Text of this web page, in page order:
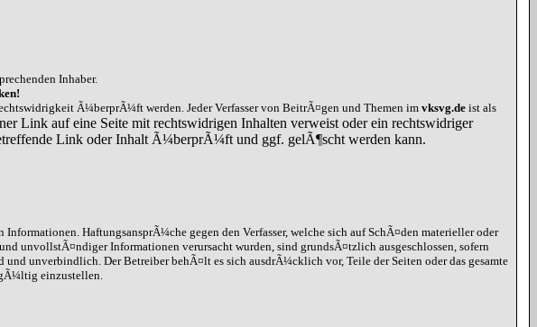
Inhaber.
Ã¼berprÃ¼ft werden. Jeder Verfasser von BeitrÃ¤gen und Themen imvksvg.deist als
Link auf eine Seite mit rechtswidrigen Inhalten verweist oder ein rechtswidriger
Link oder Inhalt Ã¼berprÃ¼ft und ggf. gelÃ¶scht werden kann.
HaftungsansprÃ¼che gegen den Verfasser, welche sich auf SchÃ¤den materieller oder
unvollstÃ¤ndiger Informationen verursacht wurden, sind grundsÃ¤tzlich ausgeschlossen, sofern
unverbindlich. Der Betreiber behÃ¤lt es sich ausdrÃ¼cklich vor, Teile der Seiten oder das gesamte
einzustellen.